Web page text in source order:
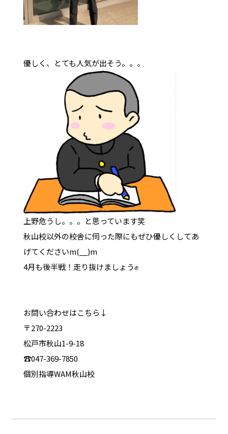
優しく、とても人気が出そう。。。
上野危うし。。。と思っています笑
秋山校以外の校舎に伺った際にもぜひ優しくしてあ
げてくださいm(__)m
4月も後半戦！走り抜けましょう✊
お問い合わせはこちら↓
〒270-2223
松戸市秋山1-9-18
☎047-369-7850
個別指導WAM秋山校